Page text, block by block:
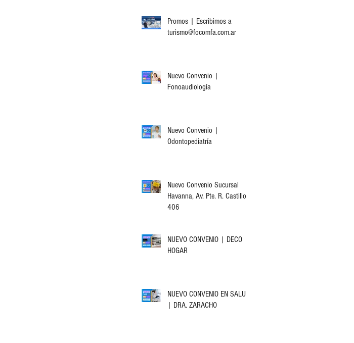
Promos | Escribimos a
turismo@focomfa.com.ar
Nuevo Convenio |
Fonoaudiología
Nuevo Convenio |
Odontopediatría
Nuevo Convenio Sucursal
Havanna, Av. Pte. R. Castillo
406
NUEVO CONVENIO | DECO
HOGAR
NUEVO CONVENIO EN SALUD
| DRA. ZARACHO